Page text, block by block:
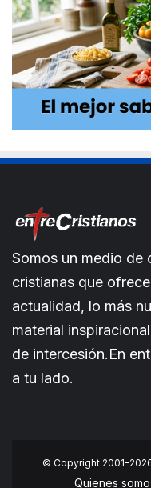
Somos un medio de
cristianas que
actualidad, lo más
material
de intercesión.En
a tu lado.
© Copyright 2001-
Quienes